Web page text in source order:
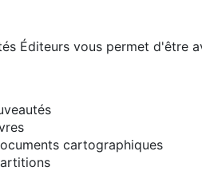
Éditeurs vous permet d'être
cartographiques